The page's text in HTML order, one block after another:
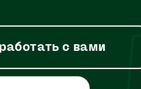
с вами